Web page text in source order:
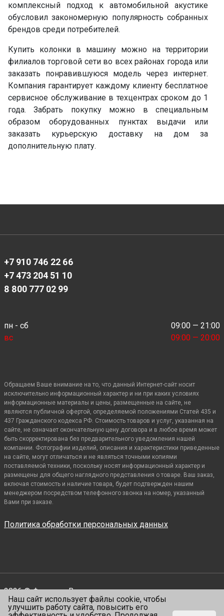
комплексный подход к автомобильной акустике
обусловил закономерную популярность собранных
брендов среди потребителей.
Купить колонки в машину можно на территории
филиалов торговой сети во всех районах города или
заказать понравившуюся модель через интернет.
Компания гарантирует каждому клиенту бесплатное
сервисное обслуживание в техцентрах сроком до 1
года. Забрать покупку можно в специальным
образом оборудованных пунктах выдачи или
заказать курьерскую доставку на дом за
дополнительную плату.
+7 910 746 22 66
+7 473 204 51 10
8 800 777 02 99
пн - сб
09:00 — 21:00
вс
09:00 — 20:00
Обращаем Ваше внимание на то, что данный Интернет-сайт носит
исключительно информационный характер и ни при каких условиях
информационные материалы и цены, размещенные на сайте, не
являются публичной офертой, определяемой положениями Статей 435 и
437 Гражданского кодекса РФ. Стоимость товаров и услуг, указанная на
сайте, не означает окончательную цену договора и в любое время может
быть скорректирована без предварительного уведомления нашей
компании. Фотографии изделий, описания и характеристики приведенные
на сайте, могут отличаться и не являться точными копиями
поставляемой техники, поскольку носят информационный характер и
размещены для общего наглядного представления о товаре. Ваш заказ,
включая стоимость и наличие товара, будет подтвержден нашим
менеджером посредством телефонного звонка на номер, указанный
Вами при заказе.
Политика обработки персональных данных
2026 © Фенко.
Все права защищены
Сделано —VIALENT
Наш сайт использует файлы cookie, чтобы
улучшить работу сайта, повысить его